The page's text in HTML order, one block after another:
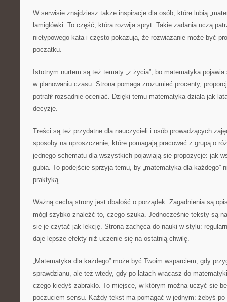
W serwisie znajdziesz także inspiracje dla osób, które lubią
łamigłówki. To część, która rozwija spryt. Takie zadania uczą
nietypowego kąta i często pokazują, że rozwiązanie może być
początku.
Istotnym nurtem są też tematy „z życia”, bo matematyka
w planowaniu czasu. Strona pomaga zrozumieć procenty,
potrafił rozsądnie oceniać. Dzięki temu matematyka działa jak
decyzje.
Treści są też przydatne dla nauczycieli i osób prowadzących
sposoby na uproszczenie, które pomagają pracować z grupą o
jednego schematu dla wszystkich pojawiają się propozycje: jak
gubią. To podejście sprzyja temu, by „matematyka dla każdego”
praktyką.
Ważną cechą strony jest dbałość o porządek. Zagadnienia są
mógł szybko znaleźć to, czego szuka. Jednocześnie teksty są
się je czytać jak lekcję. Strona zachęca do nauki w stylu:
daje lepsze efekty niż uczenie się na ostatnią chwilę.
„Matematyka dla każdego” może być Twoim wsparciem, gdy
sprawdzianu, ale też wtedy, gdy po latach wracasz do
czego kiedyś zabrakło. To miejsce, w którym można uczyć się
poczuciem sensu. Każdy tekst ma pomagać w jednym: żebyś po